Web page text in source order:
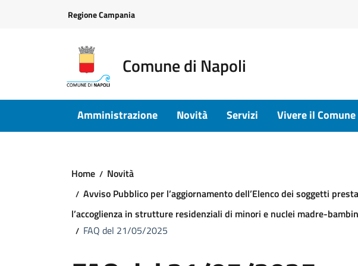
Regione Campania
Comune di Napoli
Amministrazione Novità Servizi Vivere il Comune
Home
Novità
Avviso Pubblico per l’aggiornamento dell’Elenco dei soggetti
l’accoglienza in strutture residenziali di minori e nuclei madre-
FAQ del 21/05/2025